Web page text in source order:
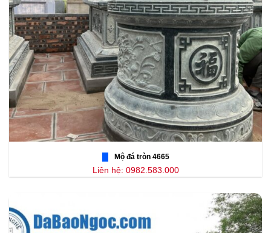
Mộ đá tròn 4665
Liên hệ: 0982.583.000